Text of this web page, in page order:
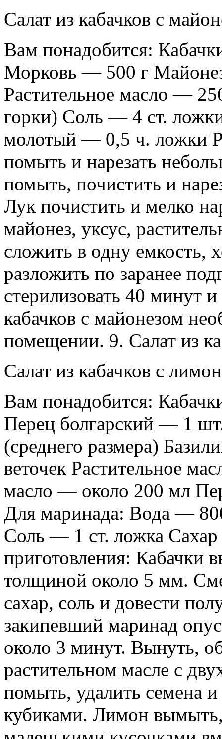
Салат из кабачков с
Вам понадобится:
Морковь — 500 г
Растительное масло —
горки) Соль — 4 ст.
молотый — 0,5 ч. ложки
помыть и нарезать
помыть, почистить и
Лук почистить и мелко
майонез, уксус,
сложить в одну емкость,
разложить по заранее
стерилизовать 40 минут и
кабачков с майонезом
помещении. 9. Салат из
Салат из кабачков с
Вам понадобится:
Перец болгарский — 1
(среднего размера)
веточек Растительное
масло — около 200 мл
Для маринада: Вода —
Соль — 1 ст. ложка
приготовления: Кабачки
толщиной около 5 мм.
сахар, соль и довести
закипевший маринад
около 3 минут. Вынуть,
растительном масле с
помыть, удалить семена
кубиками. Лимон вымыть,